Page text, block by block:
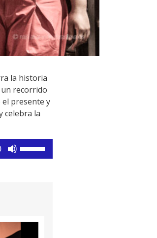
la historia
recorrido
el presente y
celebra la
aumentar